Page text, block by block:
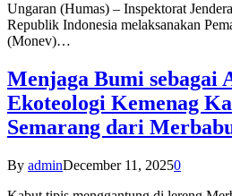
Ungaran (Humas) – Inspektorat
Republik Indonesia melaksanakan
(Monev)…
Menjaga Bumi sebagai
Ekoteologi Kemenag
Semarang dari
By adminDecember 11, 20250